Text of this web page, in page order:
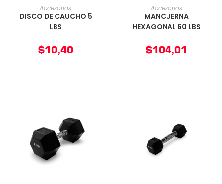
AÑADIR AL CARRITO
Accesorios
DISCO DE CAUCHO 5
LBS
$10,40
AÑADIR AL CARRITO
Accesorios
MANCUERNA
HEXAGONAL 60 LBS
$104,01